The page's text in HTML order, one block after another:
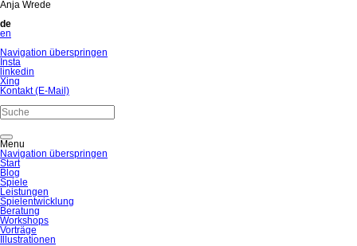
Anja Wrede
de
en
Navigation überspringen
Insta
linkedin
Xing
Kontakt (E-Mail)
Menu
Navigation überspringen
Start
Blog
Spiele
Leistungen
Spielentwicklung
Beratung
Workshops
Vorträge
Illustrationen